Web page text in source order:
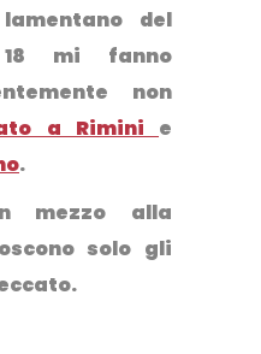
del
mi fanno
non
a Rimini e
.
mezzo alla
solo gli